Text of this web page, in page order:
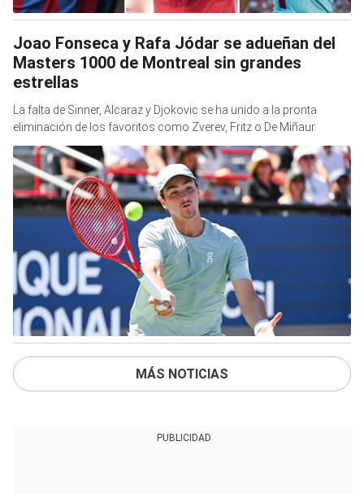
Joao Fonseca y Rafa Jódar se adueñan del
Masters 1000 de Montreal sin grandes
estrellas
La falta de Sinner, Alcaraz y Djokovic se ha unido a la pronta
eliminación de los favoritos como Zverev, Fritz o De Miñaur
MÁS NOTICIAS
PUBLICIDAD